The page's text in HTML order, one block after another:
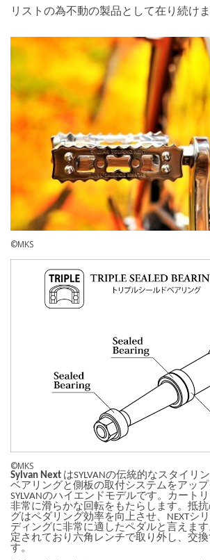
リストの為不動の製品として在り続けま
©MKS
©MKS
Sylvan Next はSYLVANの伝統的なスタイリ
ベアリングと側板の取付システムをアップ
SYLVANのハイエンドモデルです。カート
非常に滑らかな回転をもたらします。抵
グはペダリング効率を向上させ、NEXTシ
ディングに非常に適したペダルと言えま
定されており六角レンチで取り外し、交
す。